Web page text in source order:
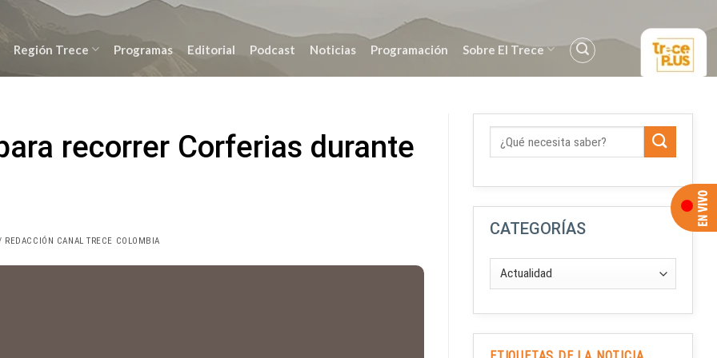
Región Trece Programas Editorial Podcast Noticias Programación Sobre El Trece
recorrer Corferias durante
REDACCIÓN CANAL TRECE COLOMBIA
CATEGORÍAS